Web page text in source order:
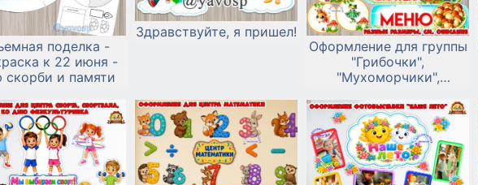
поделка -
к 22 июня -
и памяти
Здравствуйте, я пришел!
Оформление для группы
"Грибочки",
"Мухоморчики",